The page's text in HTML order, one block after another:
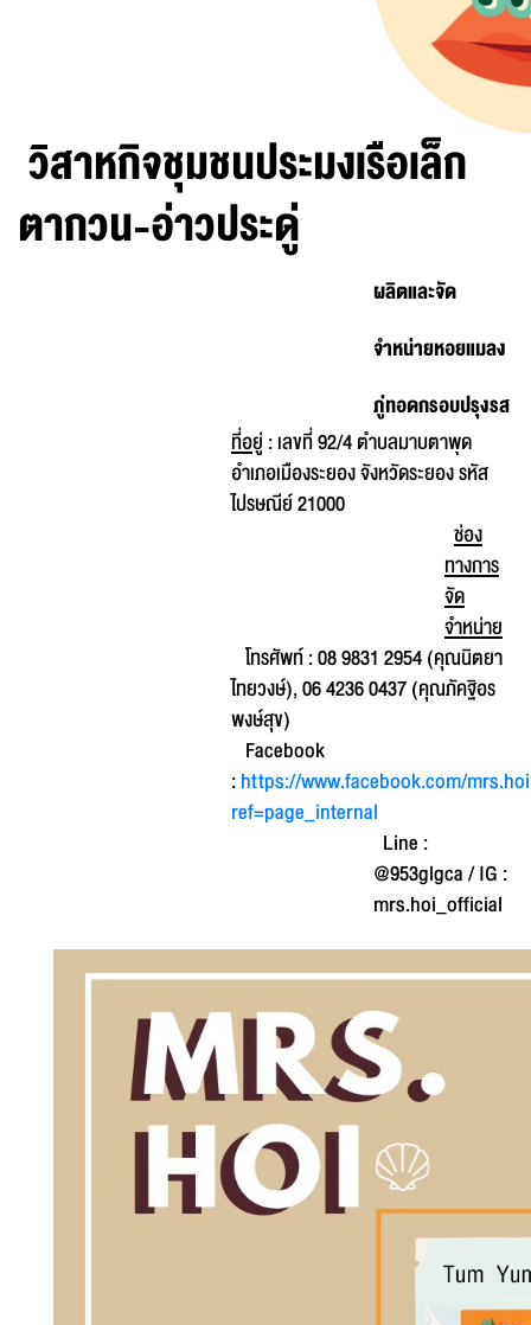
วิสาหกิจชุมชนประมงเรือเล็ก
ตากวน-อ่าวประดู่
ผลิตและจัด
จำหน่ายหอยแมลง
ภู่ทอดกรอบปรุงรส
ที่อยู่ : เลขที่ 92/4 ตำบลมาบตาพุด
อำเภอเมืองระยอง จังหวัดระยอง รหัส
ไปรษณีย์ 21000
ช่อง
ทางการ
จัด
จำหน่าย
โทรศัพท์ : 08 9831 2954 (คุณนิตยา
ไทยวงษ์), 06 4236 0437 (คุณภัคฐิอร
พงษ์สุข)
Facebook
:https://www.facebook.com/
ref=page_internal
Line :
@953glgca / IG :
mrs.hoi_official